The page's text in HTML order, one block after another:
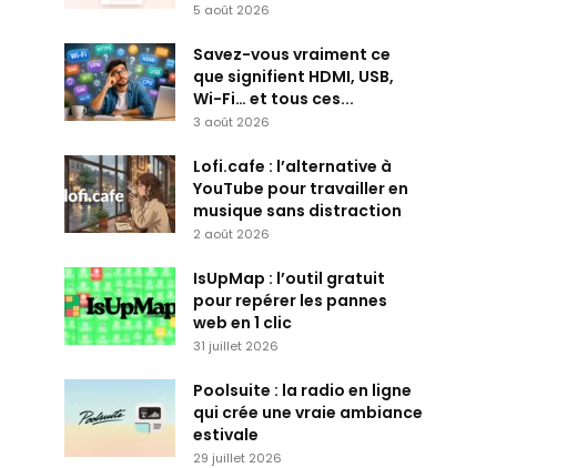
5 août 2026
Savez-vous vraiment ce
que signifient HDMI, USB,
Wi-Fi… et tous ces...
3 août 2026
Lofi.cafe : l’alternative à
YouTube pour travailler en
musique sans distraction
2 août 2026
IsUpMap : l’outil gratuit
pour repérer les pannes
web en 1 clic
31 juillet 2026
Poolsuite : la radio en ligne
qui crée une vraie ambiance
estivale
29 juillet 2026